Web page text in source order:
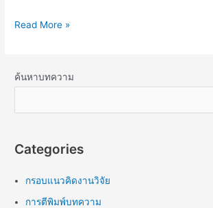
Read More »
ค้นหาบทความ
Categories
กรอบแนวคิดงานวิจัย
การตีพิมพ์บทความ